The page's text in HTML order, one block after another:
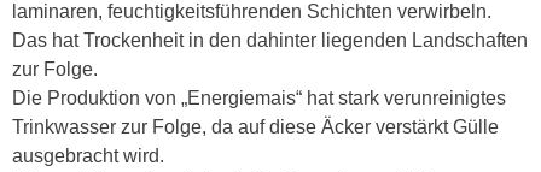
laminaren, feuchtigkeitsführenden Schichten verwirbeln.
Das hat Trockenheit in den dahinter liegenden Landschaften
zur Folge.
Die Produktion von „Energiemais“ hat stark verunreinigtes
Trinkwasser zur Folge, da auf diese Äcker verstärkt Gülle
ausgebracht wird.